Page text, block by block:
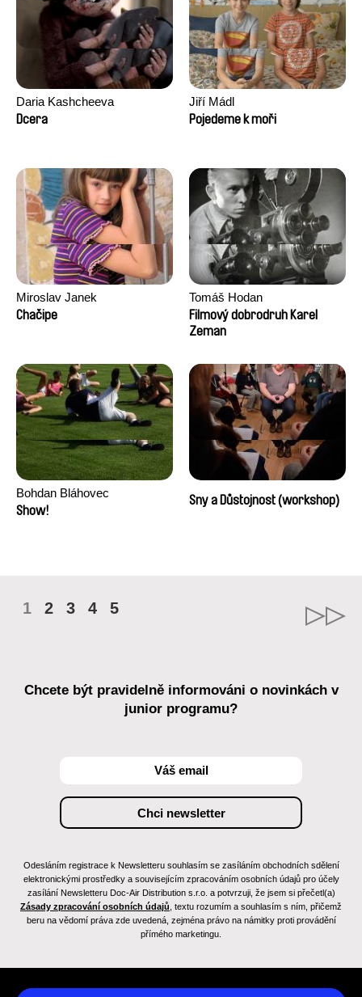
Daria Kashcheeva
Dcera
Jiří Mádl
Pojedeme k moři
Miroslav Janek
Chačipe
Tomáš Hodan
Filmový dobrodruh Karel
Zeman
Bohdan Bláhovec
Show!
Sny a Důstojnost (workshop)
1 2 3 4 5
Chcete být pravidelně informováni o novinkách v
junior programu?
Odesláním registrace k Newsletteru souhlasím se zasíláním obchodních sdělení
elektronickými prostředky a souvisejícím zpracováním osobních údajů pro účely
zasílání Newsletteru Doc-Air Distribution s.r.o. a potvrzuji, že jsem si přečetl(a)
Zásady zpracování osobních údajů , textu rozumím a souhlasím s ním, přičemž
beru na vědomí práva zde uvedená, zejména právo na námitky proti provádění
přímého marketingu.